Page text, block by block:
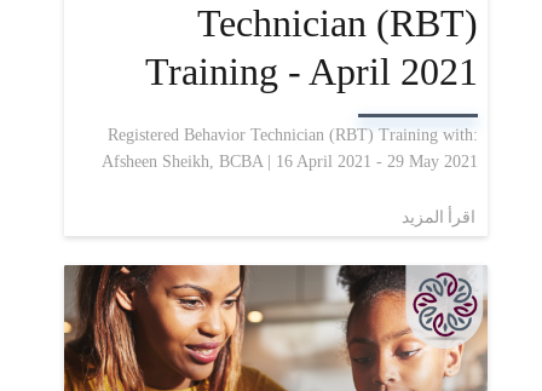
Technician (RBT)
Training - April 2021
Registered Behavior Technician (RBT) Training with:
Afsheen Sheikh, BCBA | 16 April 2021 - 29 May 2021
اقرأ المزيد